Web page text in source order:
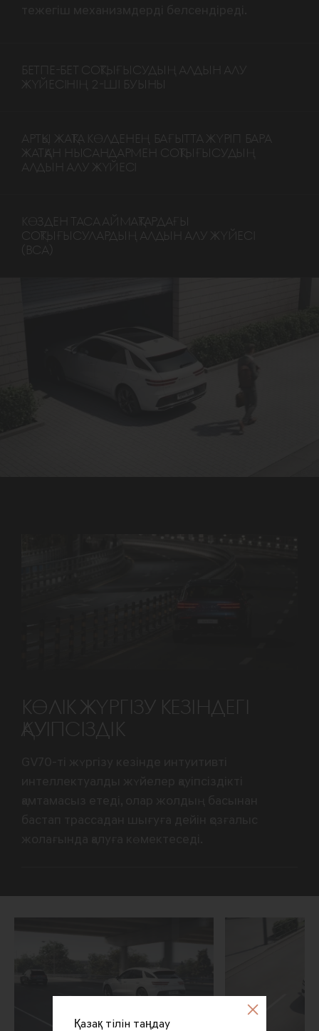
БЕТПЕ-БЕТ СОҚТЫҒЫСУДЫҢ АЛДЫН АЛУ
ЖҮЙЕСІНІҢ 2-ШІ БУЫНЫ
АРТҚЫ ЖАҚТА КӨЛДЕНЕҢ БАҒЫТТА ЖҮРІП БАРА
ЖАТҚАН НЫСАНДАРМЕН СОҚТЫҒЫСУДЫҢ
АЛДЫН АЛУ ЖҮЙЕСІ
КӨЗДЕН ТАСА АЙМАҚТАРДАҒЫ
СОҚТЫҒЫСУЛАРДЫҢ АЛДЫН АЛУ ЖҮЙЕСІ
(BCA)
КӨЛІК ЖҮРГІЗУ КЕЗІНДЕГІ
ҚАУІПСІЗДІК
Қазақ тілін таңдау